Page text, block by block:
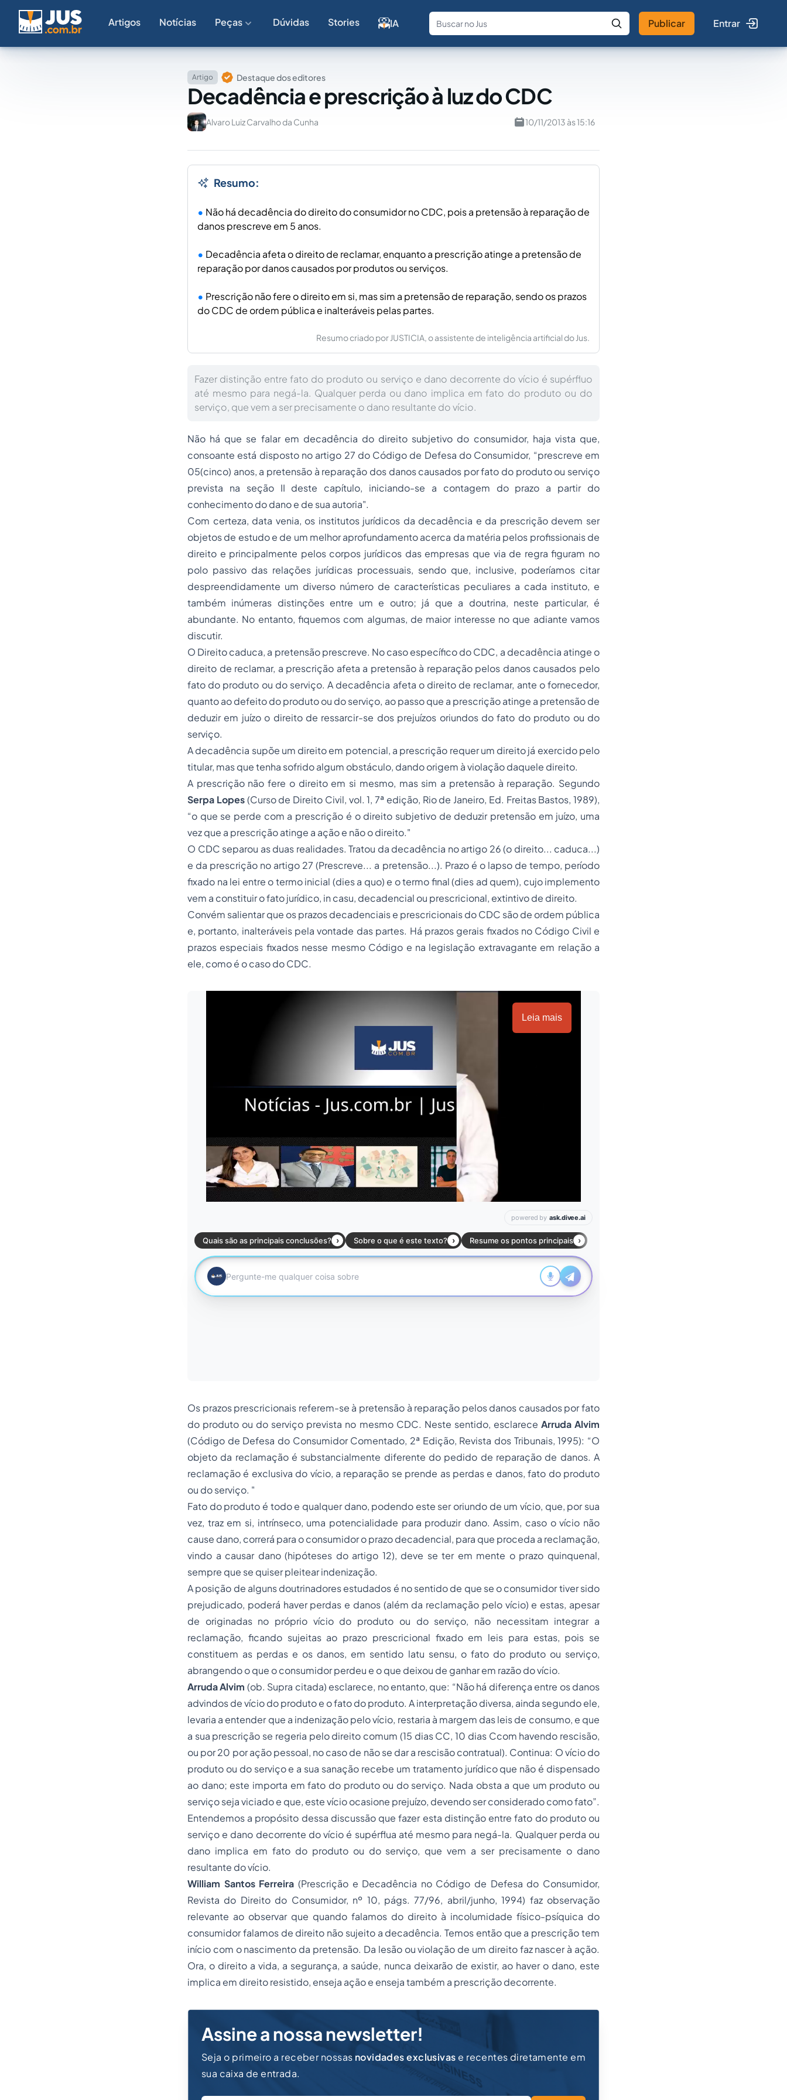
Artigos Notícias Peças Dúvidas Stories IA
Fale com a IA Buscar no Jus
Publicar Entrar
Artigo Destaque dos editores
Decadência e prescrição à luz do CDC
Alvaro Luiz Carvalho da Cunha 10/11/2013 às 15:16
Resumo:
Não há decadência do direito do consumidor no CDC, pois a pretensão à reparação de
danos prescreve em 5 anos.
Decadência afeta o direito de reclamar, enquanto a prescrição atinge a pretensão de
reparação por danos causados por produtos ou serviços.
Prescrição não fere o direito em si, mas sim a pretensão de reparação, sendo os prazos
do CDC de ordem pública e inalteráveis pelas partes.
Resumo criado por JUSTICIA, o assistente de inteligência artificial do Jus.
Fazer distinção entre fato do produto ou serviço e dano decorrente do vício é supérfluo
até mesmo para negá-la. Qualquer perda ou dano implica em fato do produto ou do
serviço, que vem a ser precisamente o dano resultante do vício.
Não há que se falar em decadência do direito subjetivo do consumidor, haja vista que,
consoante está disposto no artigo 27 do Código de Defesa do Consumidor, “prescreve em
05(cinco) anos, a pretensão à reparação dos danos causados por fato do produto ou serviço
prevista na seção II deste capítulo, iniciando-se a contagem do prazo a partir do
conhecimento do dano e de sua autoria".
Com certeza, data venia, os institutos jurídicos da decadência e da prescrição devem ser
objetos de estudo e de um melhor aprofundamento acerca da matéria pelos profissionais de
direito e principalmente pelos corpos jurídicos das empresas que via de regra figuram no
polo passivo das relações jurídicas processuais, sendo que, inclusive, poderíamos citar
despreendidamente um diverso número de características peculiares a cada instituto, e
também inúmeras distinções entre um e outro; já que a doutrina, neste particular, é
abundante. No entanto, fiquemos com algumas, de maior interesse no que adiante vamos
discutir.
O Direito caduca, a pretensão prescreve. No caso específico do CDC, a decadência atinge o
direito de reclamar, a prescrição afeta a pretensão à reparação pelos danos causados pelo
fato do produto ou do serviço. A decadência afeta o direito de reclamar, ante o fornecedor,
quanto ao defeito do produto ou do serviço, ao passo que a prescrição atinge a pretensão de
deduzir em juízo o direito de ressarcir-se dos prejuízos oriundos do fato do produto ou do
serviço.
A decadência supõe um direito em potencial, a prescrição requer um direito já exercido pelo
titular, mas que tenha sofrido algum obstáculo, dando origem à violação daquele direito.
A prescrição não fere o direito em si mesmo, mas sim a pretensão à reparação. Segundo
Serpa Lopes(Curso de Direito Civil, vol. 1, 7ª edição, Rio de Janeiro, Ed. Freitas Bastos, 1989),
“o que se perde com a prescrição é o direito subjetivo de deduzir pretensão em juízo, uma
vez que a prescrição atinge a ação e não o direito."
O CDC separou as duas realidades. Tratou da decadência no artigo 26 (o direito... caduca...)
e da prescrição no artigo 27 (Prescreve... a pretensão...). Prazo é o lapso de tempo, período
fixado na lei entre o termo inicial (dies a quo) e o termo final (dies ad quem), cujo implemento
vem a constituir o fato jurídico, in casu, decadencial ou prescricional, extintivo de direito.
Convém salientar que os prazos decadenciais e prescricionais do CDC são de ordem pública
e, portanto, inalteráveis pela vontade das partes. Há prazos gerais fixados no Código Civil e
prazos especiais fixados nesse mesmo Código e na legislação extravagante em relação a
ele, como é o caso do CDC.
Leia mais
Os prazos prescricionais referem-se à pretensão à reparação pelos danos causados por fato
do produto ou do serviço prevista no mesmo CDC. Neste sentido, esclarece Arruda Alvim
(Código de Defesa do Consumidor Comentado, 2ª Edição, Revista dos Tribunais, 1995): “O
objeto da reclamação é substancialmente diferente do pedido de reparação de danos. A
reclamação é exclusiva do vício, a reparação se prende as perdas e danos, fato do produto
ou do serviço. "
Fato do produto é todo e qualquer dano, podendo este ser oriundo de um vício, que, por sua
vez, traz em si, intrínseco, uma potencialidade para produzir dano. Assim, caso o vício não
cause dano, correrá para o consumidor o prazo decadencial, para que proceda a reclamação,
vindo a causar dano (hipóteses do artigo 12), deve se ter em mente o prazo quinquenal,
sempre que se quiser pleitear indenização.
A posição de alguns doutrinadores estudados é no sentido de que se o consumidor tiver sido
prejudicado, poderá haver perdas e danos (além da reclamação pelo vício) e estas, apesar
de originadas no próprio vício do produto ou do serviço, não necessitam integrar a
reclamação, ficando sujeitas ao prazo prescricional fixado em leis para estas, pois se
constituem as perdas e os danos, em sentido latu sensu, o fato do produto ou serviço,
abrangendo o que o consumidor perdeu e o que deixou de ganhar em razão do vício.
Arruda Alvim (ob. Supra citada) esclarece, no entanto, que: “Não há diferença entre os danos
advindos de vício do produto e o fato do produto. A interpretação diversa, ainda segundo ele,
levaria a entender que a indenização pelo vício, restaria à margem das leis de consumo, e que
a sua prescrição se regeria pelo direito comum (15 dias CC, 10 dias Ccom havendo rescisão,
ou por 20 por ação pessoal, no caso de não se dar a rescisão contratual). Continua: O vício do
produto ou do serviço e a sua sanação recebe um tratamento jurídico que não é dispensado
ao dano; este importa em fato do produto ou do serviço. Nada obsta a que um produto ou
serviço seja viciado e que, este vício ocasione prejuízo, devendo ser considerado como fato”.
Entendemos a propósito dessa discussão que fazer esta distinção entre fato do produto ou
serviço e dano decorrente do vício é supérflua até mesmo para negá-la. Qualquer perda ou
dano implica em fato do produto ou do serviço, que vem a ser precisamente o dano
resultante do vício.
William Santos Ferreira (Prescrição e Decadência no Código de Defesa do Consumidor,
Revista do Direito do Consumidor, nº 10, págs. 77/96, abril/junho, 1994) faz observação
relevante ao observar que quando falamos do direito à incolumidade físico-psíquica do
consumidor falamos de direito não sujeito a decadência. Temos então que a prescrição tem
início com o nascimento da pretensão. Da lesão ou violação de um direito faz nascer à ação.
Ora, o direito a vida, a segurança, a saúde, nunca deixarão de existir, ao haver o dano, este
implica em direito resistido, enseja ação e enseja também a prescrição decorrente.
Assine a nossa newsletter!
Seja o primeiro a receber nossasnovidades exclusivas e recentes diretamente em
sua caixa de entrada.